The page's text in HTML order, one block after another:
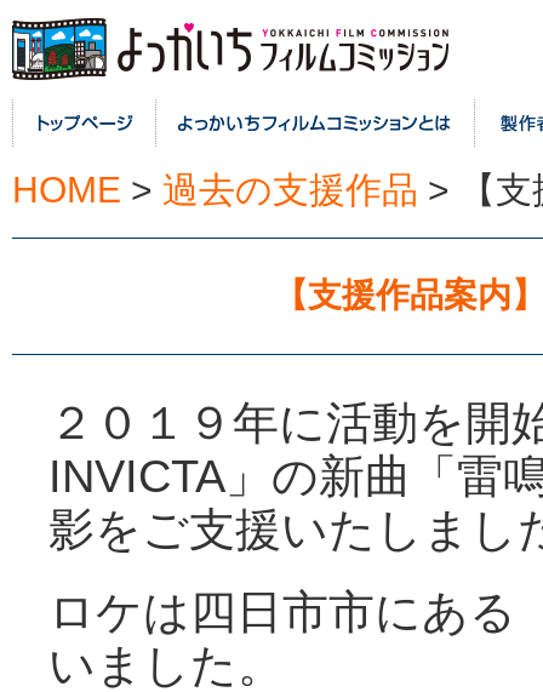
HOME > 過去の支援作品 > 【
【支援作品案
２０１９年に活動を開
INVICTA」の新曲「雷
影をご支援いたしまし
ロケは四日市市にある
いました。